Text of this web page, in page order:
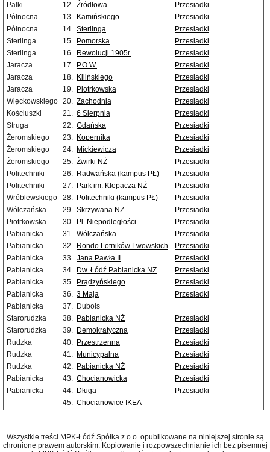
Palki
12. Źródłowa
Przesiadki
Północna
13. Kamińskiego
Przesiadki
Północna
14. Sterlinga
Przesiadki
Sterlinga
15. Pomorska
Przesiadki
Sterlinga
16. Rewolucji 1905r.
Przesiadki
Jaracza
17. P.O.W.
Przesiadki
Jaracza
18. Kilińskiego
Przesiadki
Jaracza
19. Piotrkowska
Przesiadki
Więckowskiego 20. Zachodnia
Przesiadki
Kościuszki
21. 6 Sierpnia
Przesiadki
Struga
22. Gdańska
Przesiadki
Żeromskiego
23. Kopernika
Przesiadki
Żeromskiego
24. Mickiewicza
Przesiadki
Żeromskiego
25. Żwirki NŻ
Przesiadki
Politechniki
26. Radwańska (kampus PŁ)
Przesiadki
Politechniki
27. Park im. Klepacza NŻ
Przesiadki
Wróblewskiego
28. Politechniki (kampus PŁ)
Przesiadki
Wólczańska
29. Skrzywana NŻ
Przesiadki
Piotrkowska
30. Pl. Niepodległości
Przesiadki
Pabianicka
31. Wólczańska
Przesiadki
Pabianicka
32. Rondo Lotników Lwowskich
Przesiadki
Pabianicka
33. Jana Pawła II
Przesiadki
Pabianicka
34. Dw. Łódź Pabianicka NŻ
Przesiadki
Pabianicka
35. Prądzyńskiego
Przesiadki
Pabianicka
36. 3 Maja
Przesiadki
Pabianicka
37. Dubois
Starorudzka
38. Pabianicka NŻ
Przesiadki
Starorudzka
39. Demokratyczna
Przesiadki
Rudzka
40. Przestrzenna
Przesiadki
Rudzka
41. Municypalna
Przesiadki
Rudzka
42. Pabianicka NŻ
Przesiadki
Pabianicka
43. Chocianowicka
Przesiadki
Pabianicka
44. Długa
Przesiadki
45. Chocianowice IKEA
Wszystkie treści MPK-Łódź Spółka z o.o. opublikowane na niniejszej stronie są
chronione prawem autorskim. Kopiowanie i rozpowszechnianie ich bez pisemnej